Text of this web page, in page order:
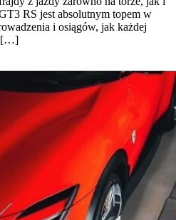
RS jest absolutnym topem w
i osiągów, jak każdej
[…]